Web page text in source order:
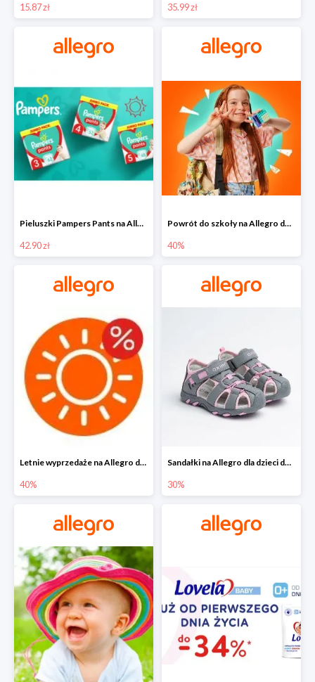
15.87 zł 35.99 zł
Pieluszki Pampers Pants na Allegro od 42,90 zł
42.90 zł
Powrót do szkoły na Allegro do -40%
40%
Letnie wyprzedaże na Allegro do -40%
40%
Sandałki na Allegro dla dzieci do -30%
30%